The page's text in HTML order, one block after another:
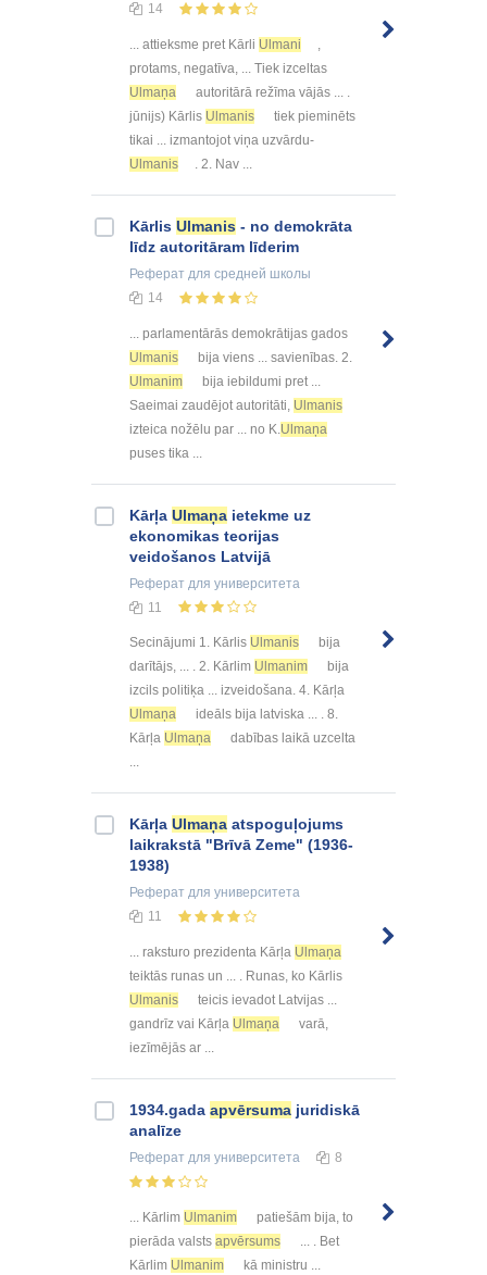
14
... attieksme pret Kārli Ulmani
protams, negatīva, ... Tiek izceltas
Ulmaņa
autoritārā režīma vājās ... .
jūnijs) Kārlis Ulmanis
tiek pieminēts
tikai ... izmantojot viņa uzvārdu-
Ulmanis
. 2. Nav ...
Kārlis Ulmanis - no demokrāta
līdz autoritāram līderim
Реферат для средней школы
14
... parlamentārās demokrātijas gados
Ulmanis
bija viens ... savienības. 2.
Ulmanim
bija iebildumi pret ...
Saeimai zaudējot autoritāti, Ulmanis
izteica nožēlu par ... no K. Ulmaņa
puses tika ...
Kārļa Ulmaņa ietekme uz
ekonomikas teorijas
veidošanos Latvijā
Реферат для университета
11
Secinājumi 1. Kārlis Ulmanis
bija
darītājs, ... . 2. Kārlim Ulmanim
bija
izcils politiķa ... izveidošana. 4. Kārļa
Ulmaņa
ideāls bija latviska ... . 8.
Kārļa Ulmaņa
dabības laikā uzcelta
...
Kārļa Ulmaņa atspoguļojums
laikrakstā "Brīvā Zeme" (1936-
1938)
Реферат для университета
11
... raksturo prezidenta Kārļa Ulmaņa
teiktās runas un ... . Runas, ko Kārlis
Ulmanis
teicis ievadot Latvijas ...
gandrīz vai Kārļa Ulmaņa
varā,
iezīmējās ar ...
1934.gada apvērsuma juridiskā
analīze
Реферат для университета 8
... Kārlim Ulmanim
patiešām bija, to
pierāda valsts apvērsums
... . Bet
Kārlim Ulmanim
kā ministru ...